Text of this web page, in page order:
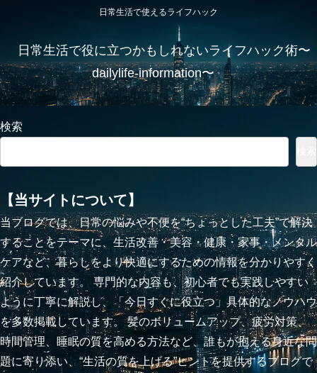
日常生活で使えるライフハック
日常生活で役に立つかもしれないライフハック術〜
dailylife-information〜
検索
【当サイトについて】
当ブログでは、日常の悩みや不便を“ちょっとした工夫”で解決
することをテーマに、生活改善・美容・健康・家事・メンタル
ケアなど、暮らしをより快適にするための情報を分かりやすく
紹介しています。 専門的な内容も、初心者でも実践しやすい
ように丁寧に解説し、「今日すぐに役立つ」具体的なノウハウ
を多数掲載しています。 髪のボリュームアップ、疲労対策、
時間管理、睡眠の質を高める方法など、誰もが抱える身近な問
題に寄り添い、“生活の質を上げる”ヒントを提供するブログで